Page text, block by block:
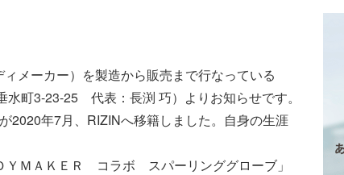
メーカー）を製造から販売まで行なっている
町3-23-25 代表：長渕 巧）よりお知らせです。
2020年7月、RIZINへ移籍しました。自身の生涯
ＭＡＫＥＲ コラボ スパーリンググローブ」